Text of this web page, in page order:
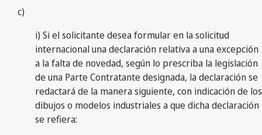
c)
i) Si el solicitante desea formular en la solicitud
internacional una declaración relativa a una excepción
a la falta de novedad, según lo prescriba la legislación
de una Parte Contratante designada, la declaración se
redactará de la manera siguiente, con indicación de los
dibujos o modelos industriales a que dicha declaración
se refiera: